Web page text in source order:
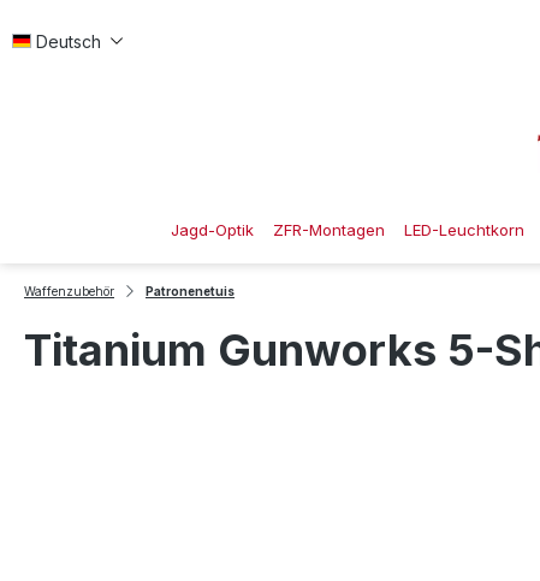
Deutsch
Jagd-Optik ZFR-Montagen LED-Leuchtkorn
Waffenzubehör Patronenetuis
Titanium Gunworks 5-